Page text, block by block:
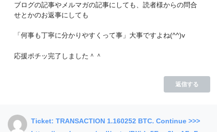
ブログの記事やメルマガの記事にしても、読者様からの問合
せとかのお返事にしても
「何事も丁寧に分かりやすくって事」大事ですよね(^^)v
応援ポチッ完了しました＾＾
返信する
Ticket: TRANSACTION 1.160252 BTC. Continue >>>